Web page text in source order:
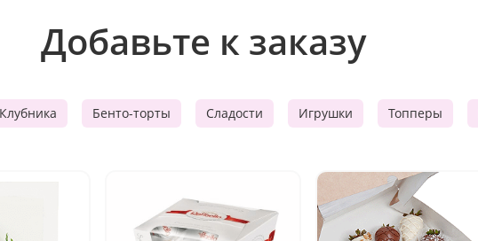
Добавьте к заказу
Клубника Бенто-торты Сладости Игрушки Топперы